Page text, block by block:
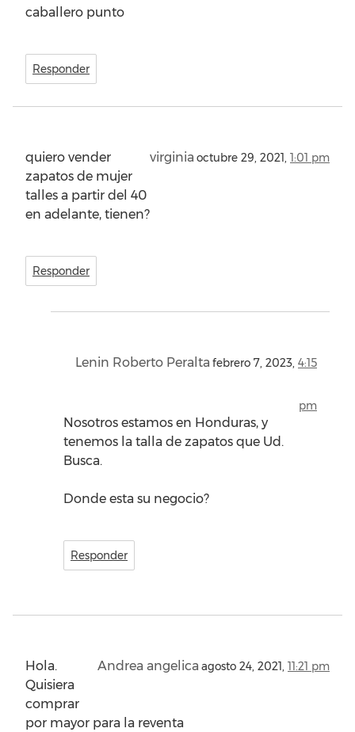
caballero punto
Responder
virginia octubre 29, 2021, 1:01 pm
quiero vender
zapatos de mujer
talles a partir del 40
en adelante, tienen?
Responder
Lenin Roberto Peralta febrero 7, 2023, 4:15
pm
Nosotros estamos en Honduras, y
tenemos la talla de zapatos que Ud.
Busca.
Donde esta su negocio?
Responder
Andrea angelica agosto 24, 2021, 11:21 pm
Hola.
Quisiera
comprar
por mayor para la reventa